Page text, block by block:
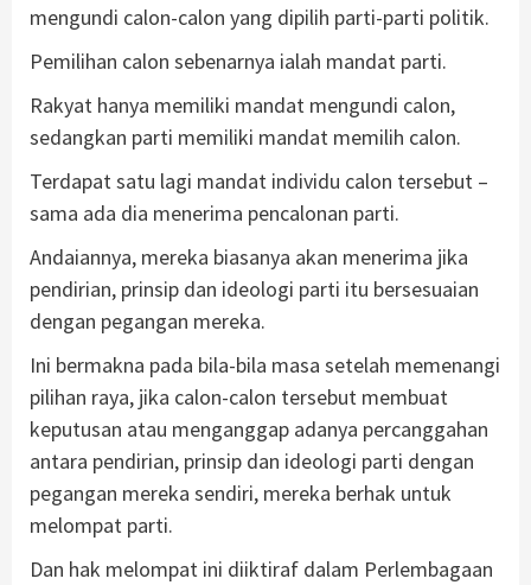
mengundi calon-calon yang dipilih parti-parti politik.
Pemilihan calon sebenarnya ialah mandat parti.
Rakyat hanya memiliki mandat mengundi calon,
sedangkan parti memiliki mandat memilih calon.
Terdapat satu lagi mandat individu calon tersebut –
sama ada dia menerima pencalonan parti.
Andaiannya, mereka biasanya akan menerima jika
pendirian, prinsip dan ideologi parti itu bersesuaian
dengan pegangan mereka.
Ini bermakna pada bila-bila masa setelah memenangi
pilihan raya, jika calon-calon tersebut membuat
keputusan atau menganggap adanya percanggahan
antara pendirian, prinsip dan ideologi parti dengan
pegangan mereka sendiri, mereka berhak untuk
melompat parti.
Dan hak melompat ini diiktiraf dalam Perlembagaan